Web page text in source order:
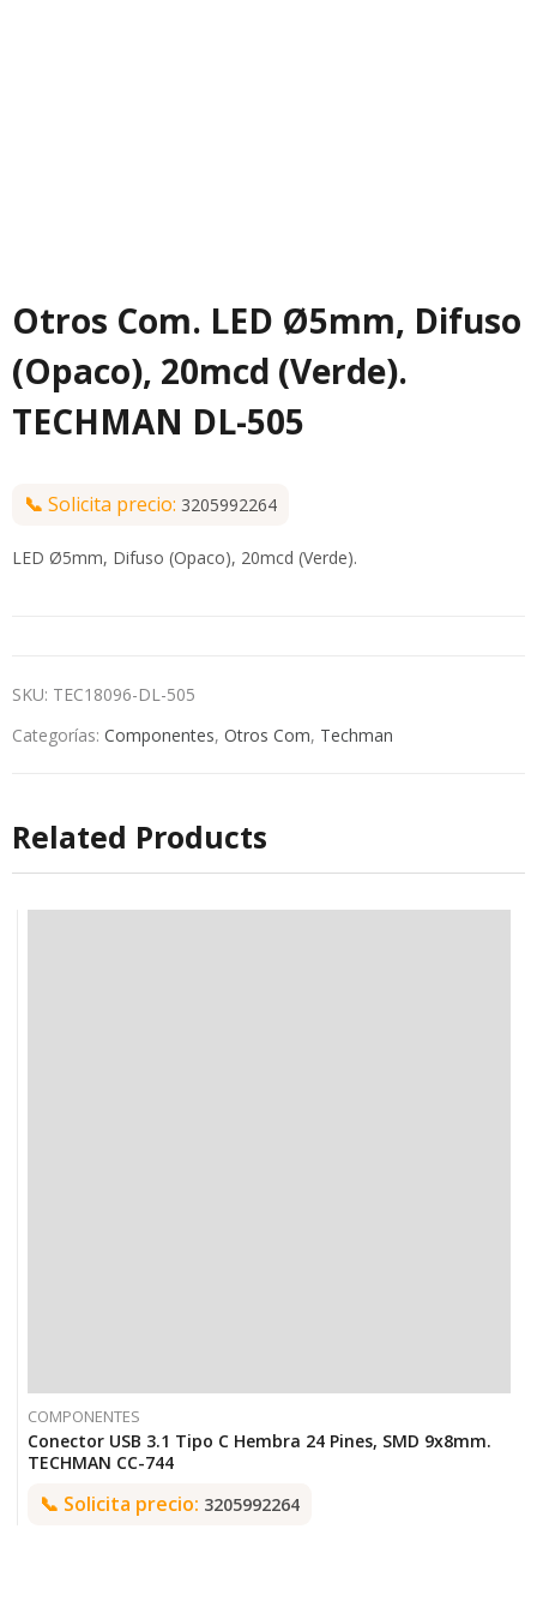
Otros Com. LED Ø5mm, Difuso
(Opaco), 20mcd (Verde).
TECHMAN DL-505
📞 Solicita precio: 3205992264
LED Ø5mm, Difuso (Opaco), 20mcd (Verde).
SKU: TEC18096-DL-505
Categorías: Componentes, Otros Com, Techman
Related Products
COMPONENTES
Conector USB 3.1 Tipo C Hembra 24 Pines, SMD 9x8mm.
TECHMAN CC-744
📞 Solicita precio: 3205992264